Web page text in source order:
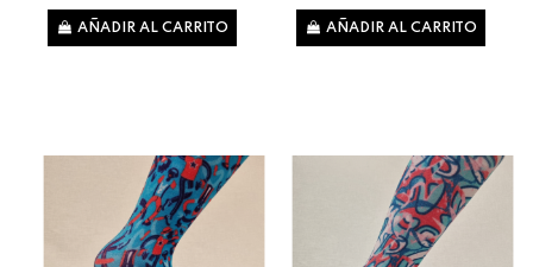
AÑADIR AL CARRITO AÑADIR AL CARRITO